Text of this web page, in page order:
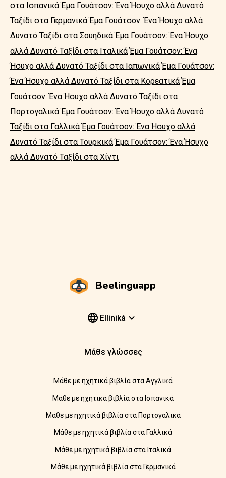
στα Ισπανικά Έμα Γουάτσον: Ένα Ήσυχο αλλά Δυνατό
Ταξίδι στα Γερμανικά Έμα Γουάτσον: Ένα Ήσυχο αλλά
Δυνατό Ταξίδι στα Σουηδικά Έμα Γουάτσον: Ένα Ήσυχο
αλλά Δυνατό Ταξίδι στα Ιταλικά Έμα Γουάτσον: Ένα
Ήσυχο αλλά Δυνατό Ταξίδι στα Ιαπωνικά Έμα Γουάτσον:
Ένα Ήσυχο αλλά Δυνατό Ταξίδι στα Κορεατικά Έμα
Γουάτσον: Ένα Ήσυχο αλλά Δυνατό Ταξίδι στα
Πορτογαλικά Έμα Γουάτσον: Ένα Ήσυχο αλλά Δυνατό
Ταξίδι στα Γαλλικά Έμα Γουάτσον: Ένα Ήσυχο αλλά
Δυνατό Ταξίδι στα Τουρκικά Έμα Γουάτσον: Ένα Ήσυχο
αλλά Δυνατό Ταξίδι στα Χίντι
Beelinguapp
Elliniká
Μάθε γλώσσες
Μάθε με ηχητικά βιβλία στα Αγγλικά
Μάθε με ηχητικά βιβλία στα Ισπανικά
Μάθε με ηχητικά βιβλία στα Πορτογαλικά
Μάθε με ηχητικά βιβλία στα Γαλλικά
Μάθε με ηχητικά βιβλία στα Ιταλικά
Μάθε με ηχητικά βιβλία στα Γερμανικά